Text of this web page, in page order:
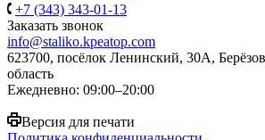
+7 (343) 343-01-13
Заказать звонок
info@staliko.kpeatop.com
623700, посёлок Ленинский, 30А,
область
Ежедневно: 09:00–20:00
Версия для печати